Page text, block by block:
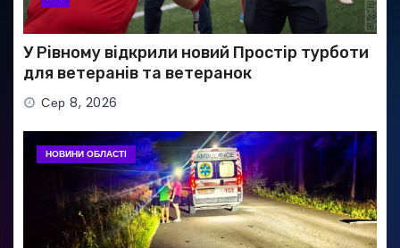
У Рівному відкрили новий Простір турботи
для ветеранів та ветеранок
Сер 8, 2026
НОВИНИ ОБЛАСТІ